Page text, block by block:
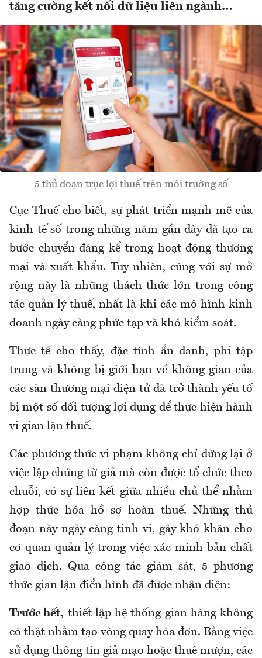
tăng cường kết nối dữ liệu liên ngành…
5 thủ đoạn trục lợi thuế trên môi trường số
Cục Thuế cho biết, sự phát triển mạnh mẽ của
kinh tế số trong những năm gần đây đã tạo ra
bước chuyển đáng kể trong hoạt động thương
mại và xuất khẩu. Tuy nhiên, cùng với sự mở
rộng này là những thách thức lớn trong công
tác quản lý thuế, nhất là khi các mô hình kinh
doanh ngày càng phức tạp và khó kiểm soát.
Thực tế cho thấy, đặc tính ẩn danh, phi tập
trung và không bị giới hạn về không gian của
các sàn thương mại điện tử đã trở thành yếu tố
bị một số đối tượng lợi dụng để thực hiện hành
vi gian lận thuế.
Các phương thức vi phạm không chỉ dừng lại ở
việc lập chứng từ giả mà còn được tổ chức theo
chuỗi, có sự liên kết giữa nhiều chủ thể nhằm
hợp thức hóa hồ sơ hoàn thuế. Những thủ
đoạn này ngày càng tinh vi, gây khó khăn cho
cơ quan quản lý trong việc xác minh bản chất
giao dịch. Qua công tác giám sát, 5 phương
thức gian lận điển hình đã được nhận diện:
Trước hết, thiết lập hệ thống gian hàng không
có thật nhằm tạo vòng quay hóa đơn. Bằng việc
sử dụng thông tin giả mạo hoặc thuê mượn, các